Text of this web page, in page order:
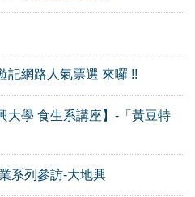
記網路人氣票選 來囉 !!
大學 食生系講座】-「黃豆特
系列參訪-大地興